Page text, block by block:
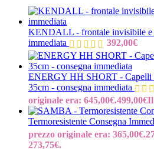
KENDALL - frontale invisibile e
immediata
392,00€
ENERGY HH SHORT - Capelli
35cm - consegna immediata
originale era: 645,00€.499,00€Il
Termoresistente Consegna
prezzo originale era: 365,00€.
273,75€.